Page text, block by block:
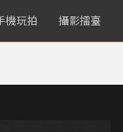
機玩拍 攝影擂臺